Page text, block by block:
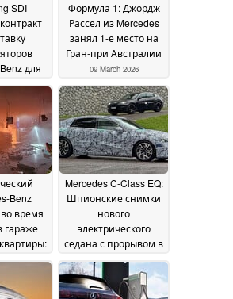
SDI
для
и
2026
Формула 1: Джордж
Рассел из Mercedes
занял 1-е место на
Гран-при Австралии
09 March 2026
Benz
время
гараже
Mercedes C-Class EQ:
Шпионские снимки
нового
электрического
седана с прорывом в
дизайне и
дальности хода28
September 2025